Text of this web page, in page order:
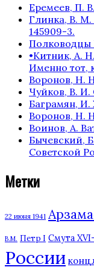
Еремеев, П.
Глинка, В.
145909-3.
Полководцы
•Китник, А.
Именно тот,
Воронов, Н.
Чуйков, В. И.
Баграмян, И.
Воронов, Н.
Воинов, А.
Бычевский,
Советской
Метки
22 июня 1941
В.М. Петр I Смута
России